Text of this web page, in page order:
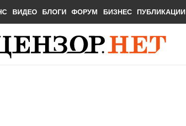
ВИДЕО БЛОГИ ФОРУМ БИЗНЕС ПУБЛИКАЦИИ